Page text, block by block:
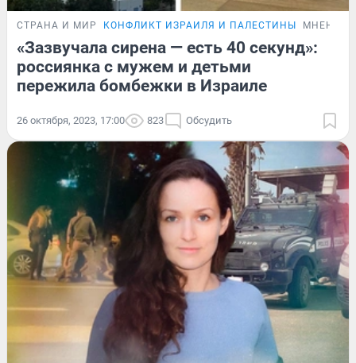
СТРАНА И МИР КОНФЛИКТ ИЗРАИЛЯ И ПАЛЕСТИНЫ МНЕНИЕ
«Зазвучала сирена — есть 40 секунд»:
россиянка с мужем и детьми
пережила бомбежки в Израиле
26 октября, 2023, 17:00 823 Обсудить